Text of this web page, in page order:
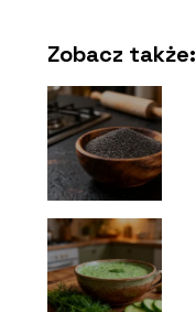
Zobacz także: